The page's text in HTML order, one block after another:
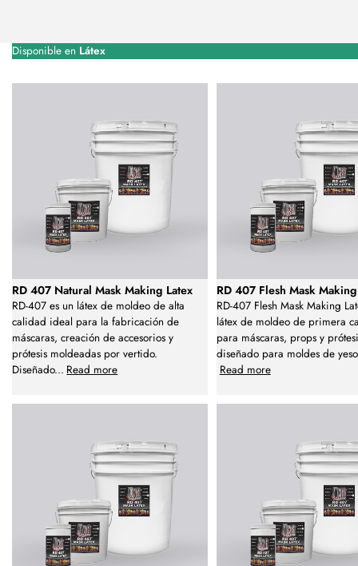
Disponible en Látex
RD 407 Natural Mask Making Latex
RD-407 es un látex de moldeo de alta
calidad ideal para la fabricación de
máscaras, creación de accesorios y
prótesis moldeadas por vertido.
Diseñado... Read more
RD 407 Flesh Mask Making
RD-407 Flesh Mask Making
látex de moldeo de primera
para máscaras, props y
diseñado para moldes de
Read more